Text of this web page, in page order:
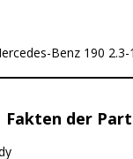
Benz 190
Fakten der Part